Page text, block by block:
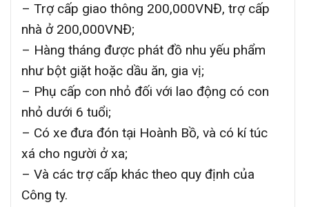
– Trợ cấp giao thông 200,000VNĐ, trợ cấp
nhà ở 200,000VNĐ;
– Hàng tháng được phát đồ nhu yếu phẩm
như bột giặt hoặc dầu ăn, gia vị;
– Phụ cấp con nhỏ đối với lao động có con
nhỏ dưới 6 tuổi;
– Có xe đưa đón tại Hoành Bồ, và có kí túc
xá cho người ở xa;
– Và các trợ cấp khác theo quy định của
Công ty.